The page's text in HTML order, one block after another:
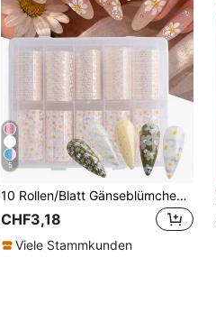
5
10 Rollen/Blatt Gänseblümchen Blumen Muster Nagel Transfer Folie, Ditsy Blumen & Polka Punkt Nagel Aufkleber, Komplette Abdeckung süße Frühling/Sommer Nail Art DIY Dekorationen, Frauen Nagel Zubehör, 100x4cm
CHF3,18
Viele Stammkunden